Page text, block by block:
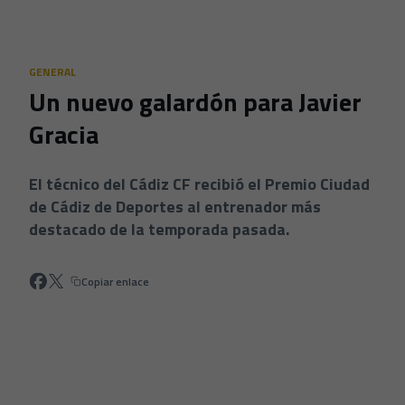
GENERAL
Un nuevo galardón para Javier
Gracia
El técnico del Cádiz CF recibió el Premio Ciudad
de Cádiz de Deportes al entrenador más
destacado de la temporada pasada.
Copiar enlace